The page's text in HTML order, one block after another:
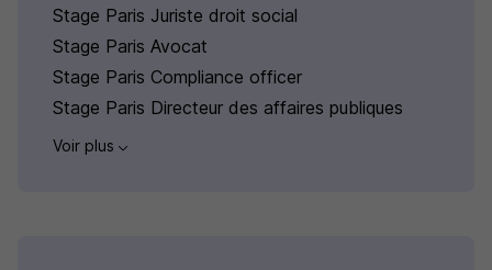
Stage Paris Juriste droit social
Stage Paris Avocat
Stage Paris Compliance officer
Stage Paris Directeur des affaires publiques
Voir plus